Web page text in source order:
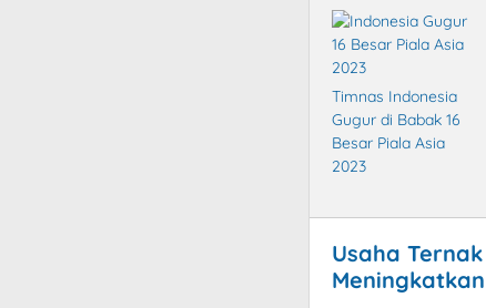
Timnas Indonesia
Gugur di Babak 16
Besar Piala Asia
2023
Usaha